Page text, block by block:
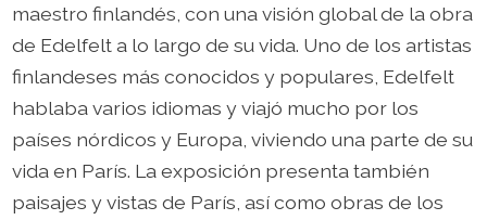
maestro finlandés, con una visión global de la obra
de Edelfelt a lo largo de su vida. Uno de los artistas
finlandeses más conocidos y populares, Edelfelt
hablaba varios idiomas y viajó mucho por los
países nórdicos y Europa, viviendo una parte de su
vida en París. La exposición presenta también
paisajes y vistas de París, así como obras de los